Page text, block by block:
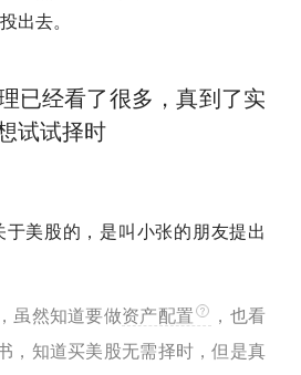
出去。
已经看了很多，真到了实
试试择时
美股的，是叫小张的朋友提出
虽然知道要做资产配置
，也看
，知道买美股无需择时 ，但是真